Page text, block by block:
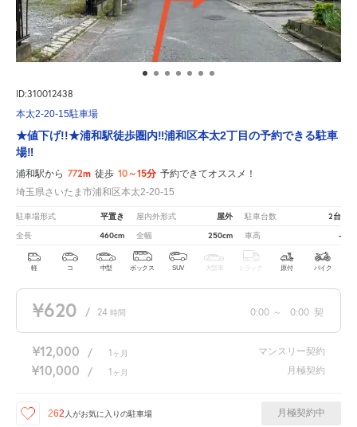
ID:310012438
本太2-20-15駐車場
★値下げ!!★浦和駅徒歩圏内‼︎浦和区本太2丁目の予約できる駐車
場‼︎
浦和駅から 772m 徒歩 10～15分 予約できてオススメ！
埼玉県さいたま市浦和区本太2-20-15
駐車場形式 平置き 屋内外形式 屋外 駐車台数 2台
全長 460cm 全幅 250cm 車高 -
軽 コ 中型 ボックス SUV 大型車 トラック 原付 バイク
¥620 / 24 時間 0:00 ～ 0:00 契
¥12,000 / 1 ヶ月 マンスリー契約
¥10,000 / 1 ヶ月 月極契約
262 人がお気に入りの駐車場 月極契約中